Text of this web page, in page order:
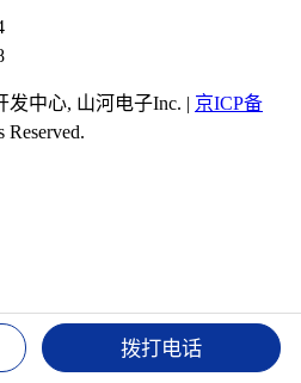
发中心, 山河电子Inc. | 京ICP备
Reserved.
可实现高精度授时 北斗授时密码
北斗手机授时 拨打电话